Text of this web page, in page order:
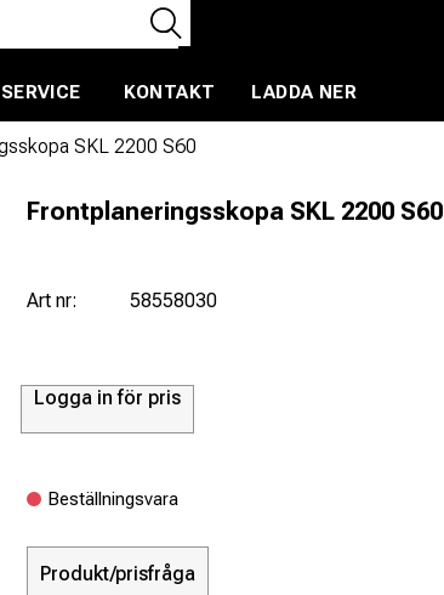
KONTAKT LADDA NER
SKL 2200 S60
Frontplaneringsskopa SKL 2200 S60
Art nr: 58558030
Logga in för pris
Beställningsvara
Produkt/prisfråga